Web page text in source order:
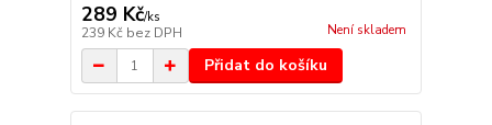
289 Kč/ks
239 Kč bez DPH Není skladem
Přidat do košíku